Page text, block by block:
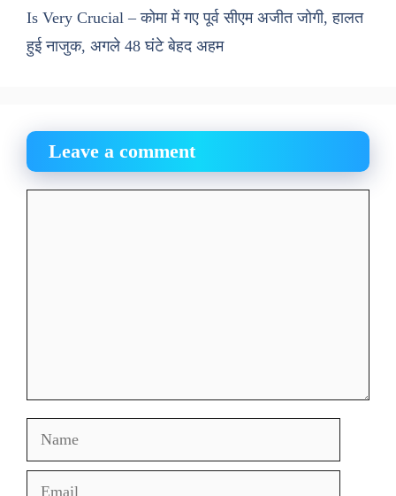
Is Very Crucial – कोमा में गए पूर्व सीएम अजीत जोगी, हालत
हुई नाजुक, अगले 48 घंटे बेहद अहम
Leave a comment
Name
Email